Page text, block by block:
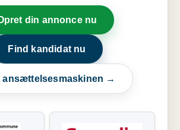
din annonce nu
Find kandidat nu
ansættelsesmaskinen →